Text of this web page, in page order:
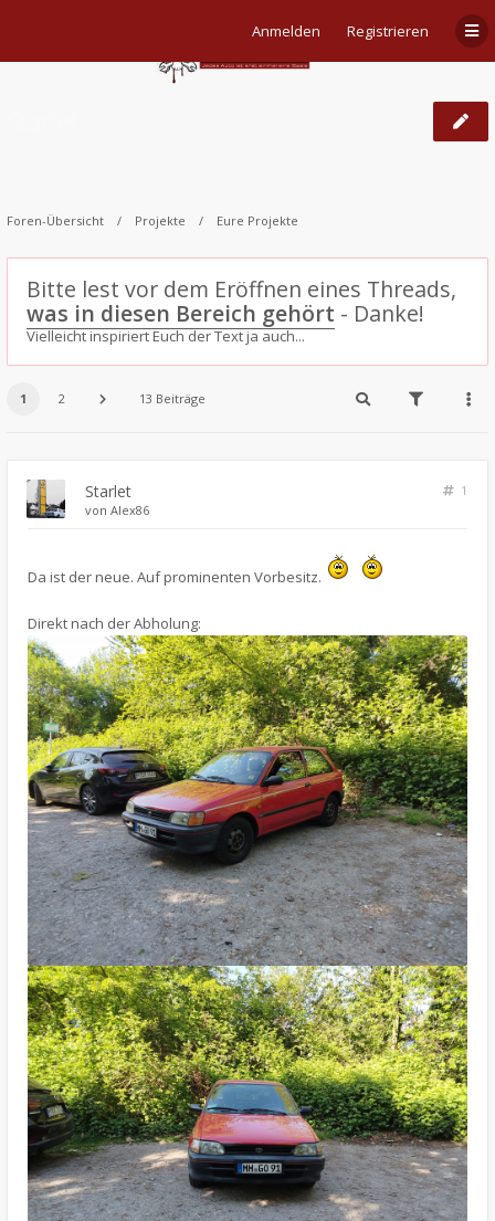
Anmelden Registrieren
Foren-Übersicht Projekte Eure Projekte
Bitte lest vor dem Eröffnen eines Threads,
was in diesen Bereich gehört - Danke!
Vielleicht inspiriert Euch der Text ja auch...
1 2 13 Beiträge
Starlet
1
von Alex86
Da ist der neue. Auf prominenten Vorbesitz.
Direkt nach der Abholung: